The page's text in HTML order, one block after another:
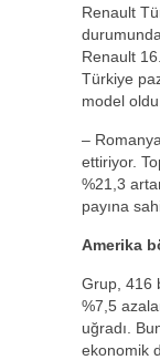
Renault
Renault
Türkiye
model oldu.
–
ettiriyor.
%21,3
payına
Amerika
Grup, 416
%7,5
uğradı.
ekonomik